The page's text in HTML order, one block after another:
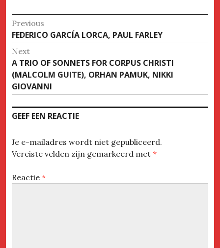
Bericht
navigatie
Previous
Previous
post:
FEDERICO GARCÍA LORCA, PAUL FARLEY
Next
Next
post:
A TRIO OF SONNETS FOR CORPUS CHRISTI
(MALCOLM GUITE), ORHAN PAMUK, NIKKI
GIOVANNI
GEEF EEN REACTIE
Je e-mailadres wordt niet gepubliceerd.
Vereiste velden zijn gemarkeerd met *
Reactie *